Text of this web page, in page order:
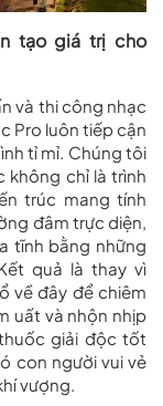
tạo giá trị cho
và thi công nhạc
Pro luôn tiếp cận
tỉ mỉ. Chúng tôi
không chỉ là trình
trúc mang tính
đâm trực diện,
tĩnh bằng những
quả là thay vì
về đây để chiêm
uất và nhộn nhịp
giải độc tốt
con người vui vẻ
vượng.